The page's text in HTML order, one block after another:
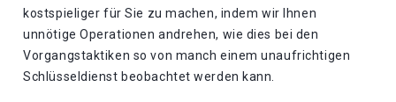
kostspieliger für Sie zu machen, indem wir Ihnen
unnötige Operationen andrehen, wie dies bei den
Vorgangstaktiken so von manch einem unaufrichtigen
Schlüsseldienst beobachtet werden kann.